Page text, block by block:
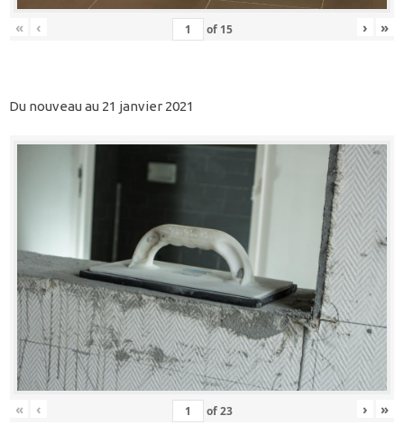
« ‹ of 15 › »
Du nouveau au 21 janvier 2021
« ‹ of23 › »